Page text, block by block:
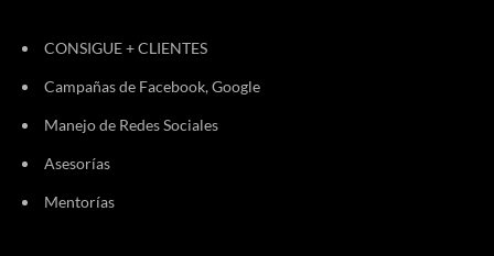
CONSIGUE + CLIENTES
Campañas de Facebook, Google
Manejo de Redes Sociales
Asesorías
Mentorías